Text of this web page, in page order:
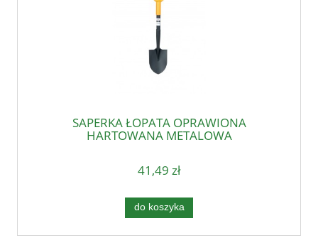
SAPERKA ŁOPATA OPRAWIONA
HARTOWANA METALOWA
41,49 zł
do koszyka